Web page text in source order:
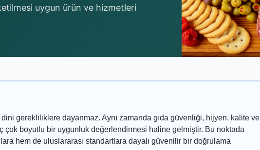
uygun ürün ve hizmetleri
gerekliliklere dayanmaz. Aynı zamanda gıda güvenliği, hijyen, kalite ve
çok boyutlu bir uygunluk değerlendirmesi haline gelmiştir. Bu noktada
hem de uluslararası standartlara dayalı güvenilir bir doğrulama